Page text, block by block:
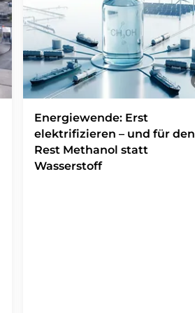
Energiewende: Erst
elektrifizieren – und für den
Rest Methanol statt
Wasserstoff